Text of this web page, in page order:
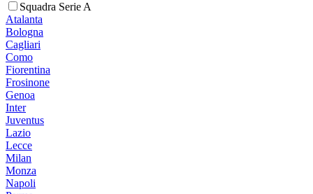
Squadra Serie A
Atalanta
Bologna
Cagliari
Como
Fiorentina
Frosinone
Genoa
Inter
Juventus
Lazio
Lecce
Milan
Monza
Napoli